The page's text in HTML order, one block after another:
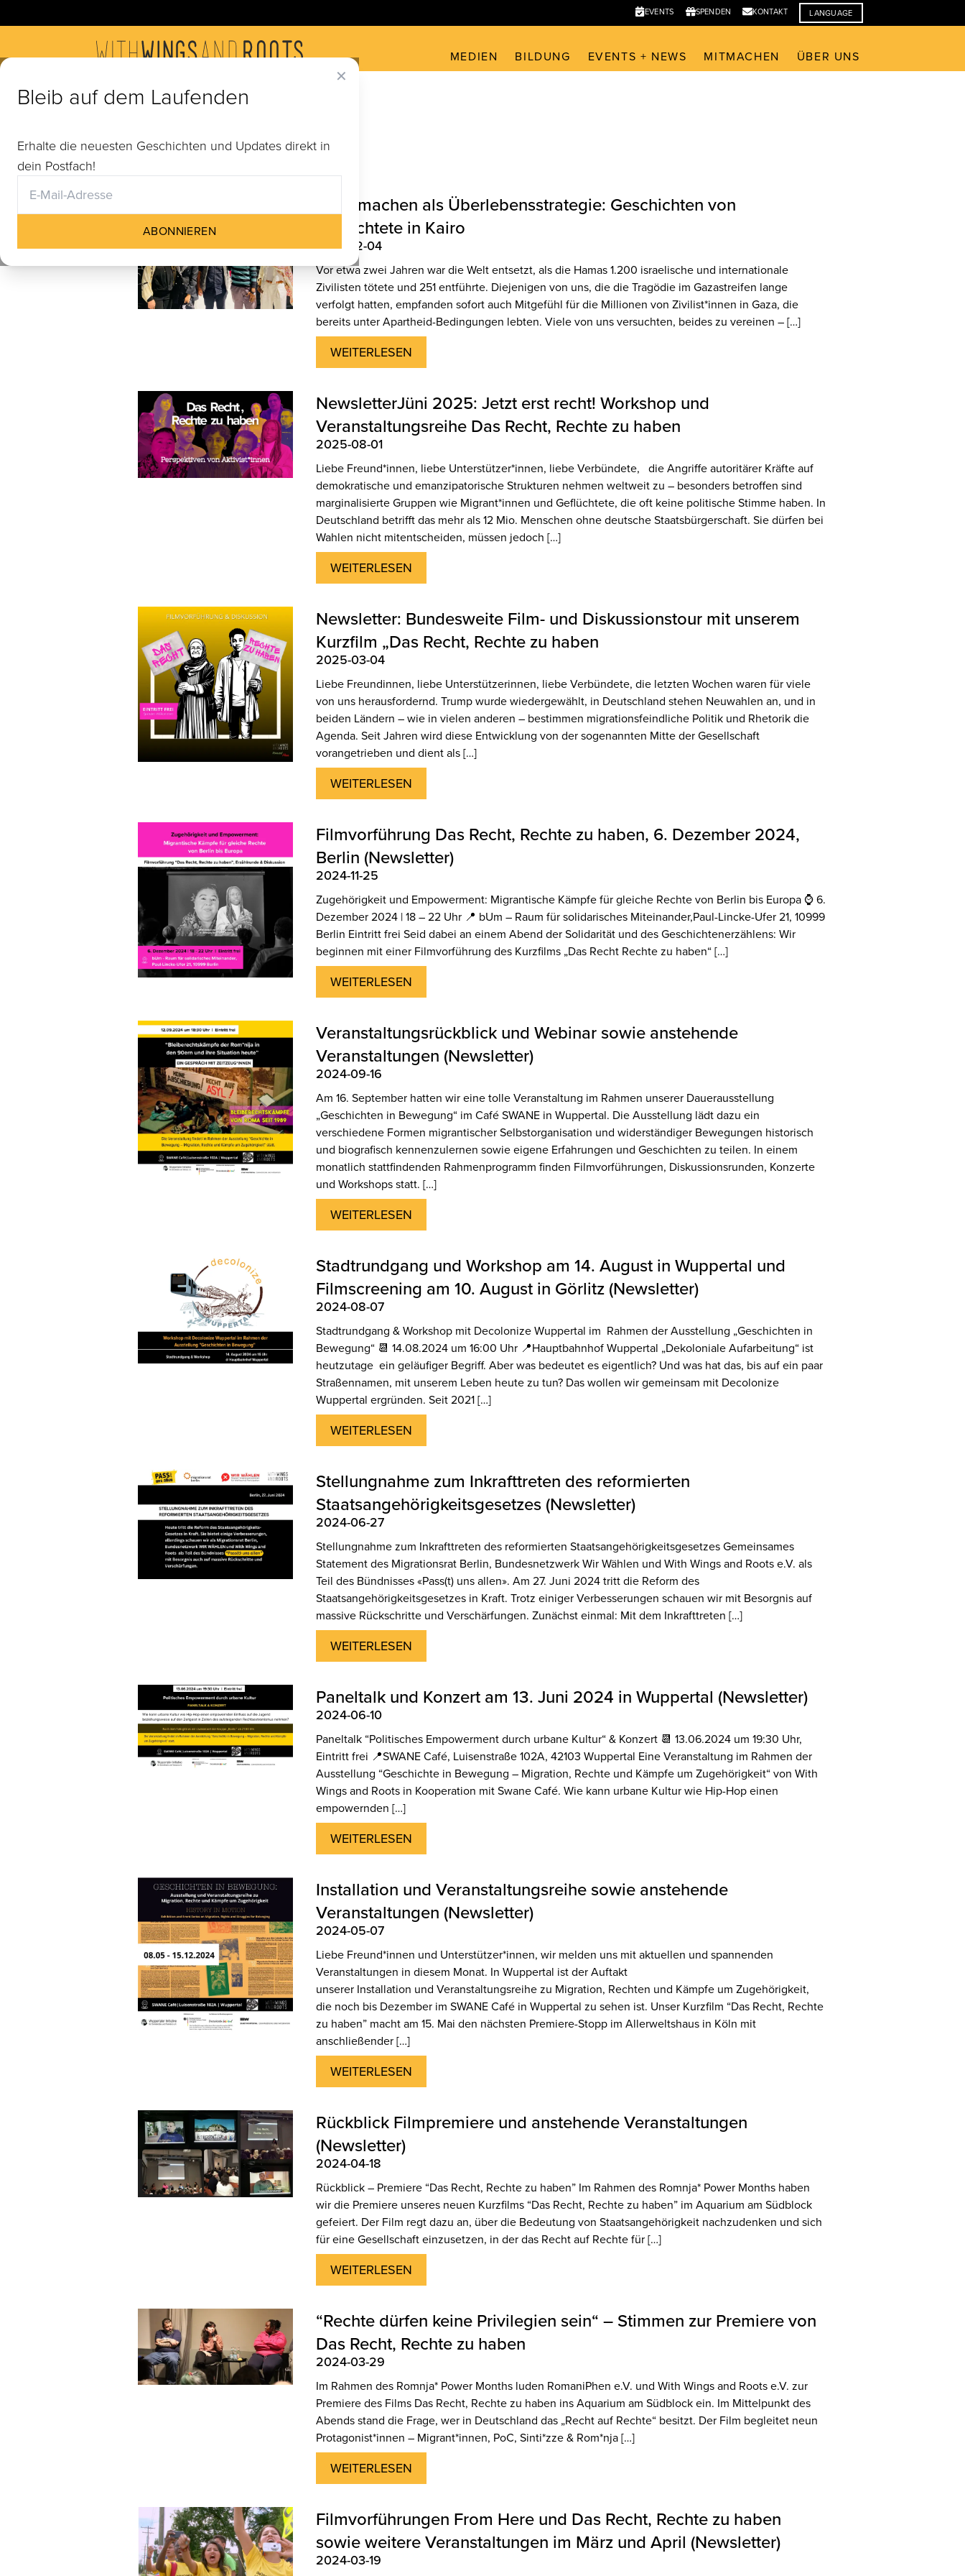
EVENTS SPENDEN KONTAKT LANGUAGE
MEDIEN BILDUNG EVENTS + NEWS MITMACHEN ÜBER UNS
✕
Bleib auf dem Laufenden
Erhalte die neuesten Geschichten und Updates direkt in
dein Postfach!
ABONNIEREN
Blog
Filmemachen als Überlebensstrategie: Geschichten von
Geflüchtete in Kairo
2025-12-04
Vor etwa zwei Jahren war die Welt entsetzt, als die Hamas 1.200 israelische und internationale
Zivilisten tötete und 251 entführte. Diejenigen von uns, die die Tragödie im Gazastreifen lange
verfolgt hatten, empfanden sofort auch Mitgefühl für die Millionen von Zivilist*innen in Gaza, die
bereits unter Apartheid-Bedingungen lebten. Viele von uns versuchten, beides zu vereinen – […]
WEITERLESEN
NewsletterJüni 2025: Jetzt erst recht! Workshop und
Veranstaltungsreihe Das Recht, Rechte zu haben
2025-08-01
Liebe Freund*innen, liebe Unterstützer*innen, liebe Verbündete, die Angriffe autoritärer Kräfte auf
demokratische und emanzipatorische Strukturen nehmen weltweit zu – besonders betroffen sind
marginalisierte Gruppen wie Migrant*innen und Geflüchtete, die oft keine politische Stimme haben. In
Deutschland betrifft das mehr als 12 Mio. Menschen ohne deutsche Staatsbürgerschaft. Sie dürfen bei
Wahlen nicht mitentscheiden, müssen jedoch […]
WEITERLESEN
Newsletter: Bundesweite Film- und Diskussionstour mit unserem
Kurzfilm „Das Recht, Rechte zu haben
2025-03-04
Liebe Freundinnen, liebe Unterstützerinnen, liebe Verbündete, die letzten Wochen waren für viele
von uns herausfordernd. Trump wurde wiedergewählt, in Deutschland stehen Neuwahlen an, und in
beiden Ländern – wie in vielen anderen – bestimmen migrationsfeindliche Politik und Rhetorik die
Agenda. Seit Jahren wird diese Entwicklung von der sogenannten Mitte der Gesellschaft
vorangetrieben und dient als […]
WEITERLESEN
Filmvorführung Das Recht, Rechte zu haben, 6. Dezember 2024,
Berlin (Newsletter)
2024-11-25
Zugehörigkeit und Empowerment: Migrantische Kämpfe für gleiche Rechte von Berlin bis Europa ⌚️ 6.
Dezember 2024 | 18 – 22 Uhr 📍 bUm – Raum für solidarisches Miteinander,Paul-Lincke-Ufer 21, 10999
Berlin Eintritt frei Seid dabei an einem Abend der Solidarität und des Geschichtenerzählens: Wir
beginnen mit einer Filmvorführung des Kurzfilms „Das Recht Rechte zu haben“ […]
WEITERLESEN
Veranstaltungsrückblick und Webinar sowie anstehende
Veranstaltungen (Newsletter)
2024-09-16
Am 16. September hatten wir eine tolle Veranstaltung im Rahmen unserer Dauerausstellung
„Geschichten in Bewegung“ im Café SWANE in Wuppertal. Die Ausstellung lädt dazu ein
verschiedene Formen migrantischer Selbstorganisation und widerständiger Bewegungen historisch
und biografisch kennenzulernen sowie eigene Erfahrungen und Geschichten zu teilen. In einem
monatlich stattfindenden Rahmenprogramm finden Filmvorführungen, Diskussionsrunden, Konzerte
und Workshops statt. […]
WEITERLESEN
Stadtrundgang und Workshop am 14. August in Wuppertal und
Filmscreening am 10. August in Görlitz (Newsletter)
2024-08-07
Stadtrundgang & Workshop mit Decolonize Wuppertal im Rahmen der Ausstellung „Geschichten in
Bewegung“ 📆 14.08.2024 um 16:00 Uhr 📍Hauptbahnhof Wuppertal „Dekoloniale Aufarbeitung“ ist
heutzutage ein geläufiger Begriff. Aber was bedeutet es eigentlich? Und was hat das, bis auf ein paar
Straßennamen, mit unserem Leben heute zu tun? Das wollen wir gemeinsam mit Decolonize
Wuppertal ergründen. Seit 2021 […]
WEITERLESEN
Stellungnahme zum Inkrafttreten des reformierten
Staatsangehörigkeitsgesetzes (Newsletter)
2024-06-27
Stellungnahme zum Inkrafttreten des reformierten Staatsangehörigkeitsgesetzes Gemeinsames
Statement des Migrationsrat Berlin, Bundesnetzwerk Wir Wählen und With Wings and Roots e.V. als
Teil des Bündnisses «Pass(t) uns allen». Am 27. Juni 2024 tritt die Reform des
Staatsangehörigkeitsgesetzes in Kraft. Trotz einiger Verbesserungen schauen wir mit Besorgnis auf
massive Rückschritte und Verschärfungen. Zunächst einmal: Mit dem Inkrafttreten […]
WEITERLESEN
Paneltalk und Konzert am 13. Juni 2024 in Wuppertal (Newsletter)
2024-06-10
Paneltalk “Politisches Empowerment durch urbane Kultur“ & Konzert 📆 13.06.2024 um 19:30 Uhr,
Eintritt frei 📍SWANE Café, Luisenstraße 102A, 42103 Wuppertal Eine Veranstaltung im Rahmen der
Ausstellung “Geschichte in Bewegung – Migration, Rechte und Kämpfe um Zugehörigkeit“ von With
Wings and Roots in Kooperation mit Swane Café. Wie kann urbane Kultur wie Hip-Hop einen
empowernden […]
WEITERLESEN
Installation und Veranstaltungsreihe sowie anstehende
Veranstaltungen (Newsletter)
2024-05-07
Liebe Freund*innen und Unterstützer*innen, wir melden uns mit aktuellen und spannenden
Veranstaltungen in diesem Monat. In Wuppertal ist der Auftakt
unserer Installation und Veranstaltungsreihe zu Migration, Rechten und Kämpfe um Zugehörigkeit,
die noch bis Dezember im SWANE Café in Wuppertal zu sehen ist. Unser Kurzfilm “Das Recht, Rechte
zu haben” macht am 15. Mai den nächsten Premiere-Stopp im Allerweltshaus in Köln mit
anschließender […]
WEITERLESEN
Rückblick Filmpremiere und anstehende Veranstaltungen
(Newsletter)
2024-04-18
Rückblick – Premiere “Das Recht, Rechte zu haben” Im Rahmen des Romnja* Power Months haben
wir die Premiere unseres neuen Kurzfilms “Das Recht, Rechte zu haben” im Aquarium am Südblock
gefeiert. Der Film regt dazu an, über die Bedeutung von Staatsangehörigkeit nachzudenken und sich
für eine Gesellschaft einzusetzen, in der das Recht auf Rechte für […]
WEITERLESEN
“Rechte dürfen keine Privilegien sein“ – Stimmen zur Premiere von
Das Recht, Rechte zu haben
2024-03-29
Im Rahmen des Romnja* Power Months luden RomaniPhen e.V. und With Wings and Roots e.V. zur
Premiere des Films Das Recht, Rechte zu haben ins Aquarium am Südblock ein. Im Mittelpunkt des
Abends stand die Frage, wer in Deutschland das „Recht auf Rechte“ besitzt. Der Film begleitet neun
Protagonist*innen – Migrant*innen, PoC, Sin­ti*z­ze & Rom*­nja […]
WEITERLESEN
Filmvorführungen From Here und Das Recht, Rechte zu haben
sowie weitere Veranstaltungen im März und April (Newsletter)
2024-03-19